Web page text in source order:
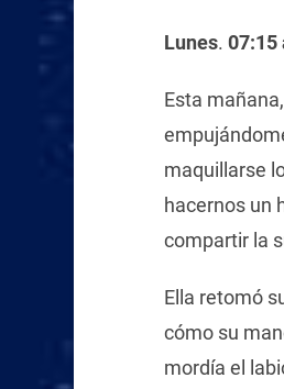
Lunes. 07:15
Esta
maquillarse
hacernos un
compartir la
Ella retomó
cómo su
mordía el